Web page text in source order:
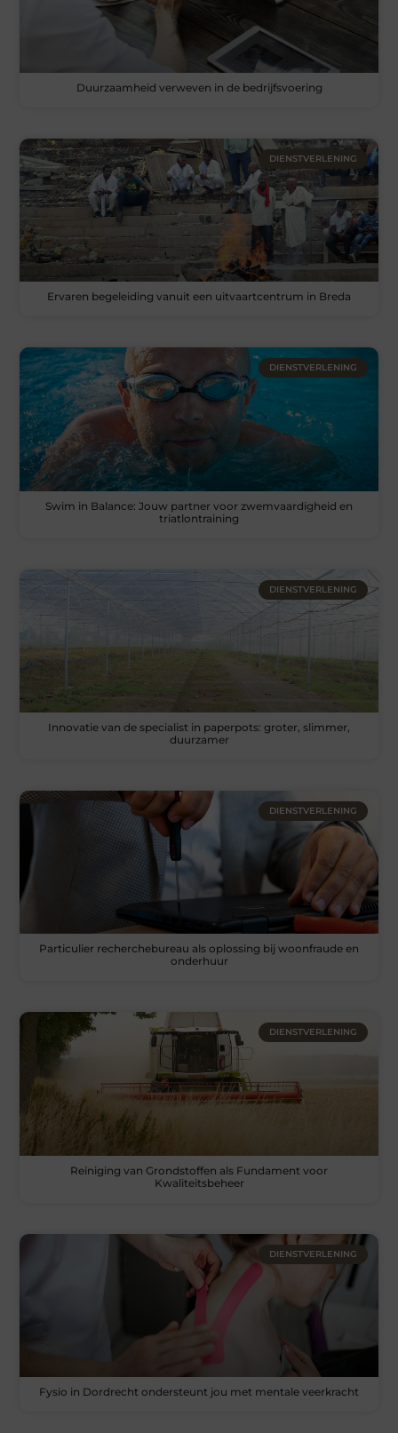
Duurzaamheid verweven in de bedrijfsvoering
DIENSTVERLENING
Ervaren begeleiding vanuit een uitvaartcentrum in Breda
DIENSTVERLENING
Swim in Balance: Jouw partner voor zwemvaardigheid en
triatlontraining
DIENSTVERLENING
Innovatie van de specialist in paperpots: groter, slimmer,
duurzamer
DIENSTVERLENING
Particulier recherchebureau als oplossing bij woonfraude en
onderhuur
DIENSTVERLENING
Reiniging van Grondstoffen als Fundament voor
Kwaliteitsbeheer
DIENSTVERLENING
Fysio in Dordrecht ondersteunt jou met mentale veerkracht